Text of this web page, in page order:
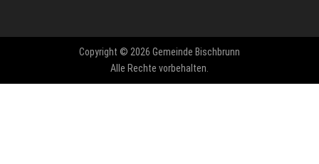
Copyright © 2026 Gemeinde Bischbrunn
Alle Rechte vorbehalten.